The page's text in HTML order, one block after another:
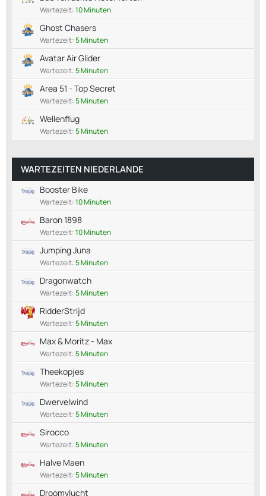
Wartezeit:10 Minuten
Ghost Chasers
Wartezeit:5 Minuten
Avatar Air Glider
Wartezeit:5 Minuten
Area 51 - Top Secret
Wartezeit:5 Minuten
Wellenflug
Wartezeit:5 Minuten
WARTEZEITEN NIEDERLANDE
Booster Bike
Wartezeit:10 Minuten
Baron 1898
Wartezeit:10 Minuten
Jumping Juna
Wartezeit:5 Minuten
Dragonwatch
Wartezeit:5 Minuten
RidderStrijd
Wartezeit:5 Minuten
Max & Moritz - Max
Wartezeit:5 Minuten
Theekopjes
Wartezeit:5 Minuten
Dwervelwind
Wartezeit:5 Minuten
Sirocco
Wartezeit:5 Minuten
Halve Maen
Wartezeit:5 Minuten
Droomvlucht